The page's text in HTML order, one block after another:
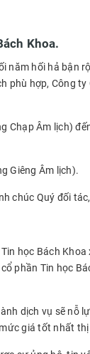
Khoa.
hối hả bận
hợp, Công
Chạp Âm lịch)
Giêng Âm lịch).
chúc Quý đối
học Bách
phần Tin học
dịch vụ sẽ nỗ
giá tốt nhất